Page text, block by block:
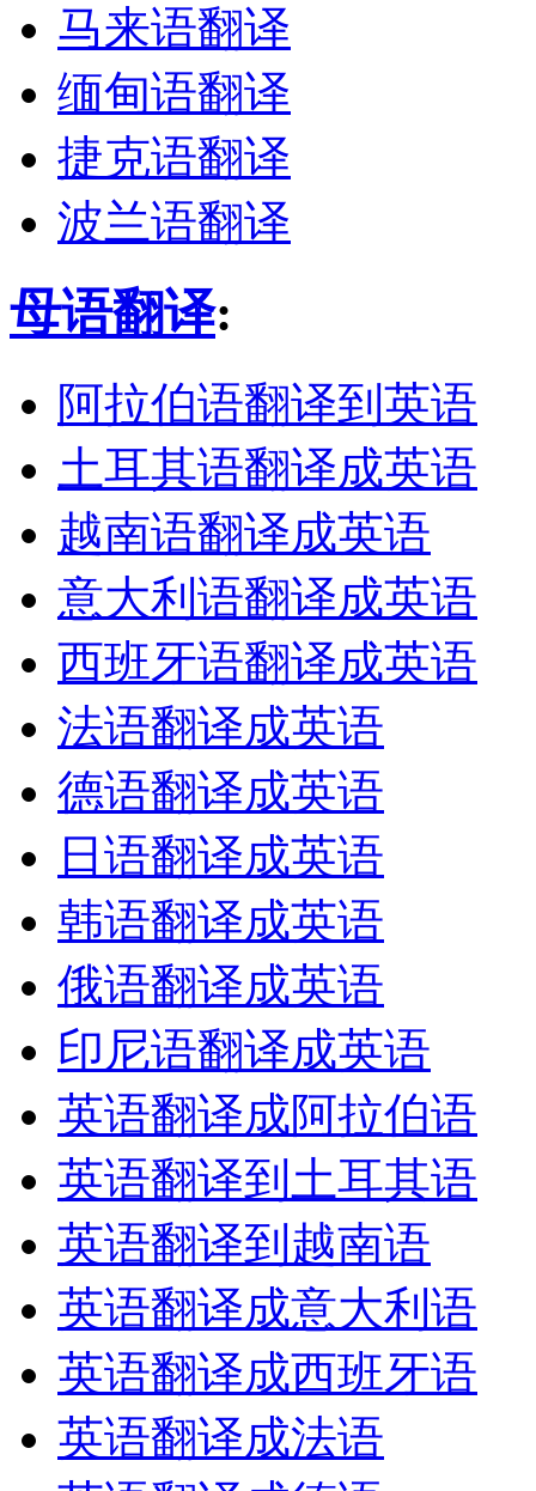
马来语翻译
缅甸语翻译
捷克语翻译
波兰语翻译
母语翻译:
阿拉伯语翻译到英语
土耳其语翻译成英语
越南语翻译成英语
意大利语翻译成英语
西班牙语翻译成英语
法语翻译成英语
德语翻译成英语
日语翻译成英语
韩语翻译成英语
俄语翻译成英语
印尼语翻译成英语
英语翻译成阿拉伯语
英语翻译到土耳其语
英语翻译到越南语
英语翻译成意大利语
英语翻译成西班牙语
英语翻译成法语